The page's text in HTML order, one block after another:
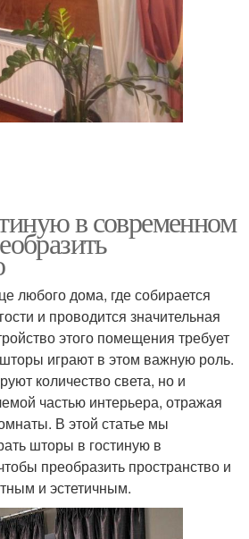
в современном
любого дома, где собирается
и проводится значительная
этого помещения требует
играют в этом важную роль.
количество света, но и
частью интерьера, отражая
В этой статье мы
шторы в гостиную в
преобразить пространство и
и эстетичным.